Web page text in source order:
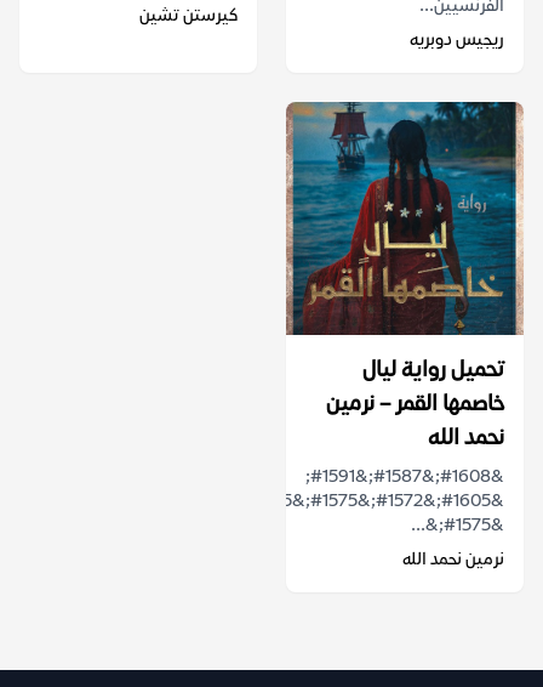
الفرنسيين...
ريجيس دوبريه
كيرستن تشين
تحميل رواية ليال
خاصمها القمر – نرمين
نحمد الله
&#1608;&#1587;&#1591;
&#1575;&...
نرمين نحمد الله